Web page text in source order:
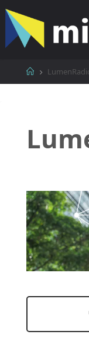
コ
ン
ホ
ー